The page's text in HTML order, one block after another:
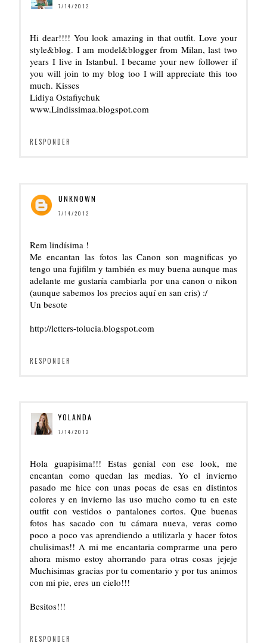
7/14/2012
Hi dear!!!! You look amazing in that outfit. Love your
style&blog. I am model&blogger from Milan, last two
years I live in Istanbul. I became your new follower if
you will join to my blog too I will appreciate this too
much. Kisses
Lidiya Ostafiychuk
www.Lindissimaa.blogspot.com
RESPONDER
UNKNOWN
7/14/2012
Rem lindísima !
Me encantan las fotos las Canon son magnificas yo
tengo una fujifilm y también es muy buena aunque mas
adelante me gustaría cambiarla por una canon o nikon
(aunque sabemos los precios aquí en san cris) :/
Un besote
http://letters-tolucia.blogspot.com
RESPONDER
YOLANDA
7/14/2012
Hola guapisima!!! Estas genial con ese look, me
encantan como quedan las medias. Yo el invierno
pasado me hice con unas pocas de esas en distintos
colores y en invierno las uso mucho como tu en este
outfit con vestidos o pantalones cortos. Que buenas
fotos has sacado con tu cámara nueva, veras como
poco a poco vas aprendiendo a utilizarla y hacer fotos
chulisimas!! A mi me encantaria comprarme una pero
ahora mismo estoy ahorrando para otras cosas jejeje
Muchisimas gracias por tu comentario y por tus animos
con mi pie, eres un cielo!!!
Besitos!!!
RESPONDER